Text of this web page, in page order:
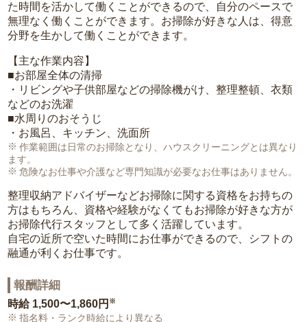
た時間を活かして働くことができるので、自分のペースで
無理なく働くことができます。お掃除が好きな人は、得意
分野を生かして働くことができます。
【主な作業内容】
■お部屋全体の清掃
・リビングや子供部屋などの掃除機がけ、整理整頓、衣類
などのお洗濯
■水周りのおそうじ
・お風呂、キッチン、洗面所
作業範囲は日常のお掃除となり、ハウスクリーニングとは異なり
ます。
危険なお仕事や介護など専門知識が必要なお仕事はありません。
整理収納アドバイザーなどお掃除に関する資格をお持ちの
方はもちろん、資格や経験がなくてもお掃除が好きな方が
お掃除代行スタッフとして多く活躍しています。
自宅の近所で空いた時間にお仕事ができるので、シフトの
融通が利くお仕事です。
報酬詳細
時給 1,500〜1,860円 ※
指名料・ランク時給により異なる